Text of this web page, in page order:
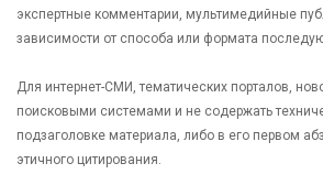
экспертные комментарии, мультимедийные
зависимости от способа или формата
Для интернет-СМИ, тематических порталов,
поисковыми системами и не содержать
подзаголовке материала, либо в его первом
этичного цитирования.